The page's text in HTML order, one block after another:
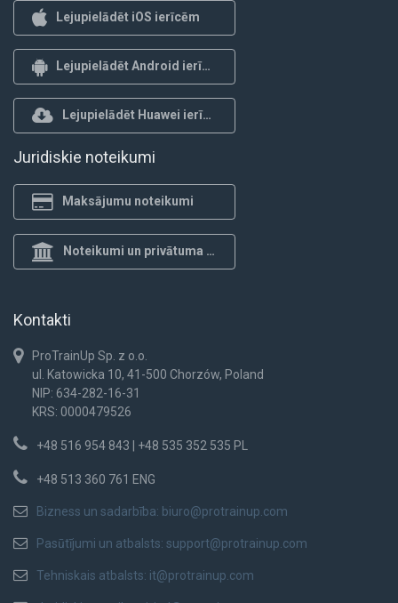
Lejupielādēt iOS ierīcēm
Lejupielādēt Android ierīcēm
Lejupielādēt Huawei ierīcēm
Juridiskie noteikumi
Maksājumu noteikumi
Noteikumi un privātuma politika
Kontakti
ProTrainUp Sp. z o.o.
ul. Katowicka 10, 41-500 Chorzów, Poland
NIP: 634-282-16-31
KRS: 0000479526
+48 516 954 843 | +48 535 352 535 PL
+48 513 360 761 ENG
Bizness un sadarbība: biuro@protrainup.com
Pasūtījumi un atbalsts: support@protrainup.com
Tehniskais atbalsts: it@protrainup.com